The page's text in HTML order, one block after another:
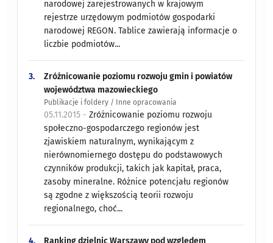
narodowej zarejestrowanych w krajowym
rejestrze urzędowym podmiotów gospodarki
narodowej REGON. Tablice zawierają informacje o
liczbie podmiotów...
3.
Zróżnicowanie poziomu rozwoju gmin i powiatów
województwa mazowieckiego
Publikacje i foldery / Inne opracowania
05.11.2015 -Zróżnicowanie poziomu rozwoju
społeczno-gospodarczego regionów jest
zjawiskiem naturalnym, wynikającym z
nierównomiernego dostępu do podstawowych
czynników produkcji, takich jak kapitał, praca,
zasoby mineralne. Różnice potencjału regionów
są zgodne z większością teorii rozwoju
regionalnego, choć...